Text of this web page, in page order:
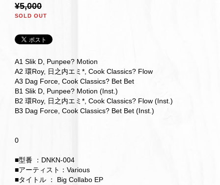
¥5,000
SOLD OUT
A1 Slik D, Punpee? Motion
A2 環Roy, 日之内エミ*, Cook Classics? Flow
A3 Dag Force, Cook Classics? Bet Bet
B1 Slik D, Punpee? Motion (Inst.)
B2 環Roy, 日之内エミ*, Cook Classics? Flow (Inst.)
B3 Dag Force, Cook Classics? Bet Bet (Inst.)
0
■型番 ：DNKN-004
■アーティスト：Various
■タイトル ： Big Collabo EP